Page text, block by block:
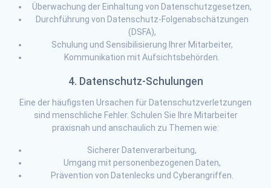
Überwachung der Einhaltung von Datenschutzgesetzen,
Durchführung von Datenschutz-Folgenabschätzungen
(DSFA),
Schulung und Sensibilisierung Ihrer Mitarbeiter,
Kommunikation mit Aufsichtsbehörden.
4. Datenschutz-Schulungen
Eine der häufigsten Ursachen für Datenschutzverletzungen
sind menschliche Fehler. Schulen Sie Ihre Mitarbeiter
praxisnah und anschaulich zu Themen wie:
Sicherer Datenverarbeitung,
Umgang mit personenbezogenen Daten,
Prävention von Datenlecks und Cyberangriffen.